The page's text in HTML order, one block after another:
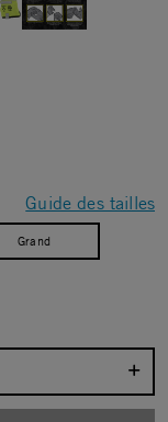
Guide des tailles
Grand